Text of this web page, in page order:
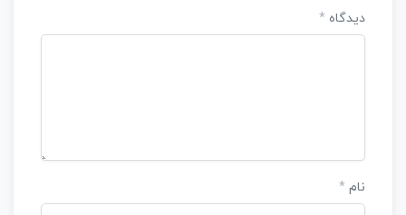
دیدگاه*
نام*